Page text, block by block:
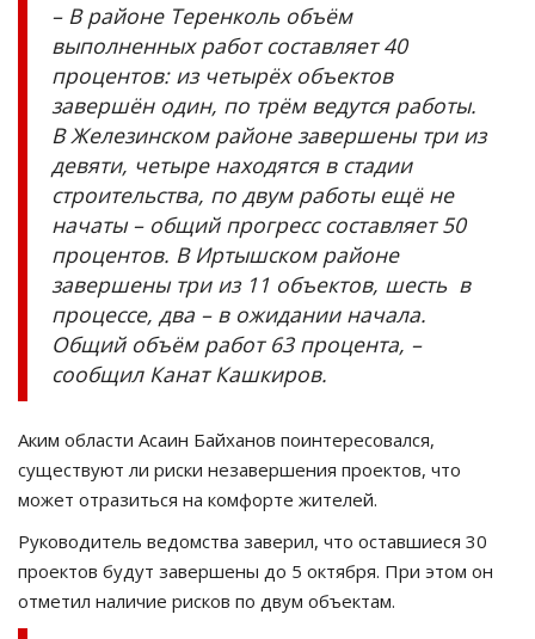
– В районе Теренколь объём
выполненных работ составляет 40
процентов: из четырёх объектов
завершён один, по трём ведутся работы.
В Железинском районе завершены три из
девяти, четыре находятся в стадии
строительства, по двум работы ещё не
начаты – общий прогресс составляет 50
процентов. В Иртышском районе
завершены три из 11 объектов, шесть в
процессе, два – в ожидании начала.
Общий объём работ 63 процента, –
сообщил Канат Кашкиров.
Аким области Асаин Байханов поинтересовался,
существуют ли риски незавершения проектов, что
может отразиться на комфорте жителей.
Руководитель ведомства заверил, что оставшиеся 30
проектов будут завершены до 5 октября. При этом он
отметил наличие рисков по двум объектам.